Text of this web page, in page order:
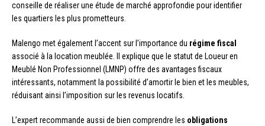
conseille de réaliser une étude de marché approfondie pour identifier
les quartiers les plus prometteurs.
Malengo met également l’accent sur l’importance du régime fiscal
associé à la location meublée. Il explique que le statut de Loueur en
Meublé Non Professionnel (LMNP) offre des avantages fiscaux
intéressants, notamment la possibilité d’amortir le bien et les meubles,
réduisant ainsi l’imposition sur les revenus locatifs.
L’expert recommande aussi de bien comprendre les obligations